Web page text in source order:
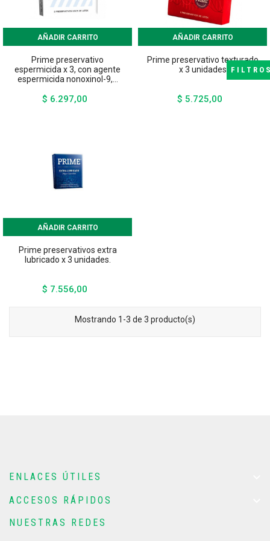
AÑADIR CARRITO
Prime preservativo
espermicida x 3, con agente
espermicida nonoxinol-9,...
$ 6.297,00
AÑADIR CARRITO
Prime preservativo texturado
x 3 unidades
$ 5.725,00
AÑADIR CARRITO
Prime preservativos extra
lubricado x 3 unidades.
$ 7.556,00
Mostrando 1-3 de 3 producto(s)
ENLACES ÚTILES
ACCESOS RÁPIDOS
NUESTRAS REDES